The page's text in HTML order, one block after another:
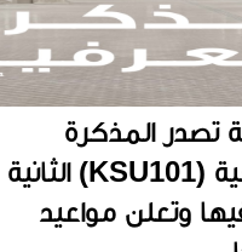
تصدر المذكرة
المعرفية (KSU101) الثانية
وتعلن مواعيد